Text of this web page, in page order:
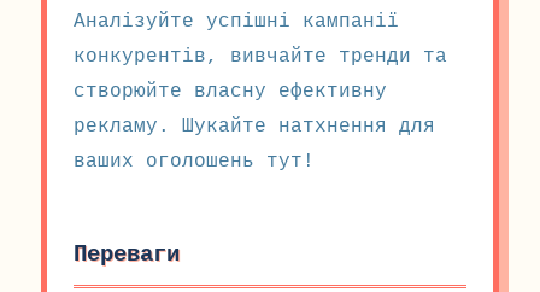
Аналізуйте успішні кампанії
конкурентів, вивчайте тренди та
створюйте власну ефективну
рекламу. Шукайте натхнення для
ваших оголошень тут!
Переваги